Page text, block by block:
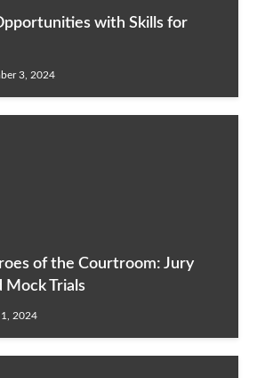
with Skills for
3, 2024
of the Courtroom: Jury
Mock Trials
2024